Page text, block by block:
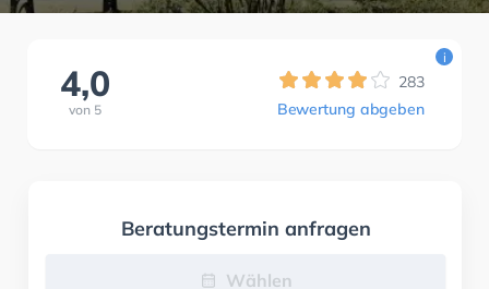
4,0
von 5
283
Bewertung abgeben
i
Beratungstermin anfragen
Wählen